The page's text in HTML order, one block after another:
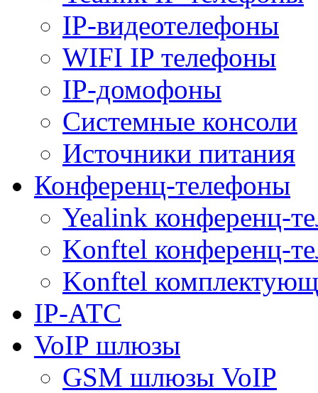
IP-видеотелефоны
WIFI IP телефоны
IP-домофоны
Системные консоли
Источники питания
Конференц-телефоны
Yealink конференц-
Konftel конференц-
Konftel
IP-АТС
VoIP шлюзы
GSM шлюзы VoIP